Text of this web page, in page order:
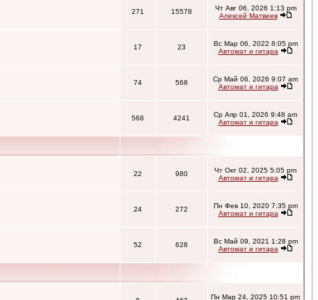
271 15578
Чт Авг 06, 2026 1:13 pm
Алексей Матвеев
17 23
Вс Мар 06, 2022 8:05 pm
Автомат и гитара
74 568
Ср Май 06, 2026 9:07 am
Автомат и гитара
568 4241
Ср Апр 01, 2026 9:48 am
Автомат и гитара
22 980
Чт Окт 02, 2025 5:05 pm
Автомат и гитара
24 272
Пн Фев 10, 2020 7:35 pm
Автомат и гитара
52 628
Вс Май 09, 2021 1:28 pm
Автомат и гитара
Пн Мар 24, 2025 10:51 pm